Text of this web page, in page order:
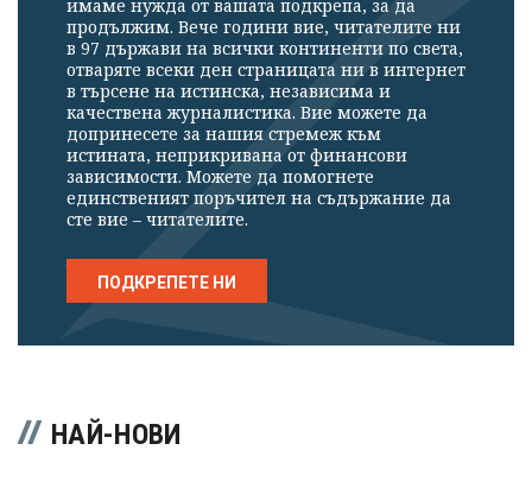
имаме нужда от вашата подкрепа, за да
продължим. Вече години вие, читателите ни
в 97 държави на всички континенти по света,
отваряте всеки ден страницата ни в интернет
в търсене на истинска, независима и
качествена журналистика. Вие можете да
допринесете за нашия стремеж към
истината, неприкривана от финансови
зависимости. Можете да помогнете
единственият поръчител на съдържание да
сте вие – читателите.
ПОДКРЕПЕТЕ НИ
НАЙ-НОВИ